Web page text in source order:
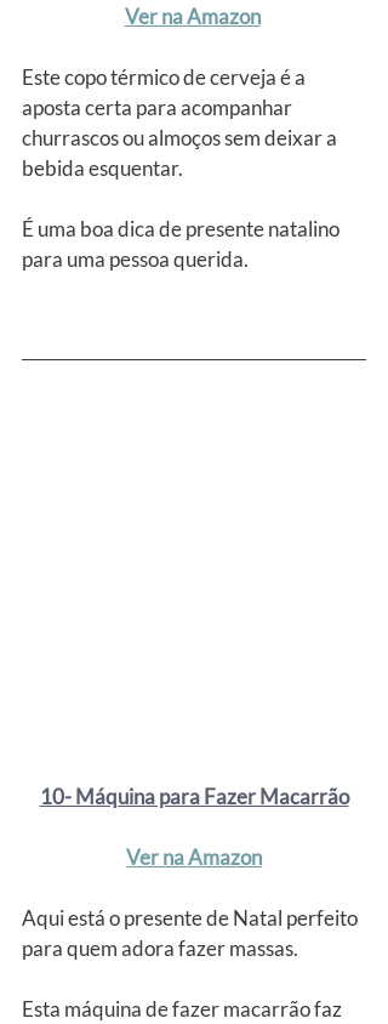
Ver na Amazon
Este copo térmico de cerveja é a
aposta certa para acompanhar
churrascos ou almoços sem deixar a
bebida esquentar.
É uma boa dica de presente natalino
para uma pessoa querida.
10- Máquina para Fazer Macarrão
Ver na Amazon
Aqui está o presente de Natal perfeito
para quem adora fazer massas.
Esta máquina de fazer macarrão faz